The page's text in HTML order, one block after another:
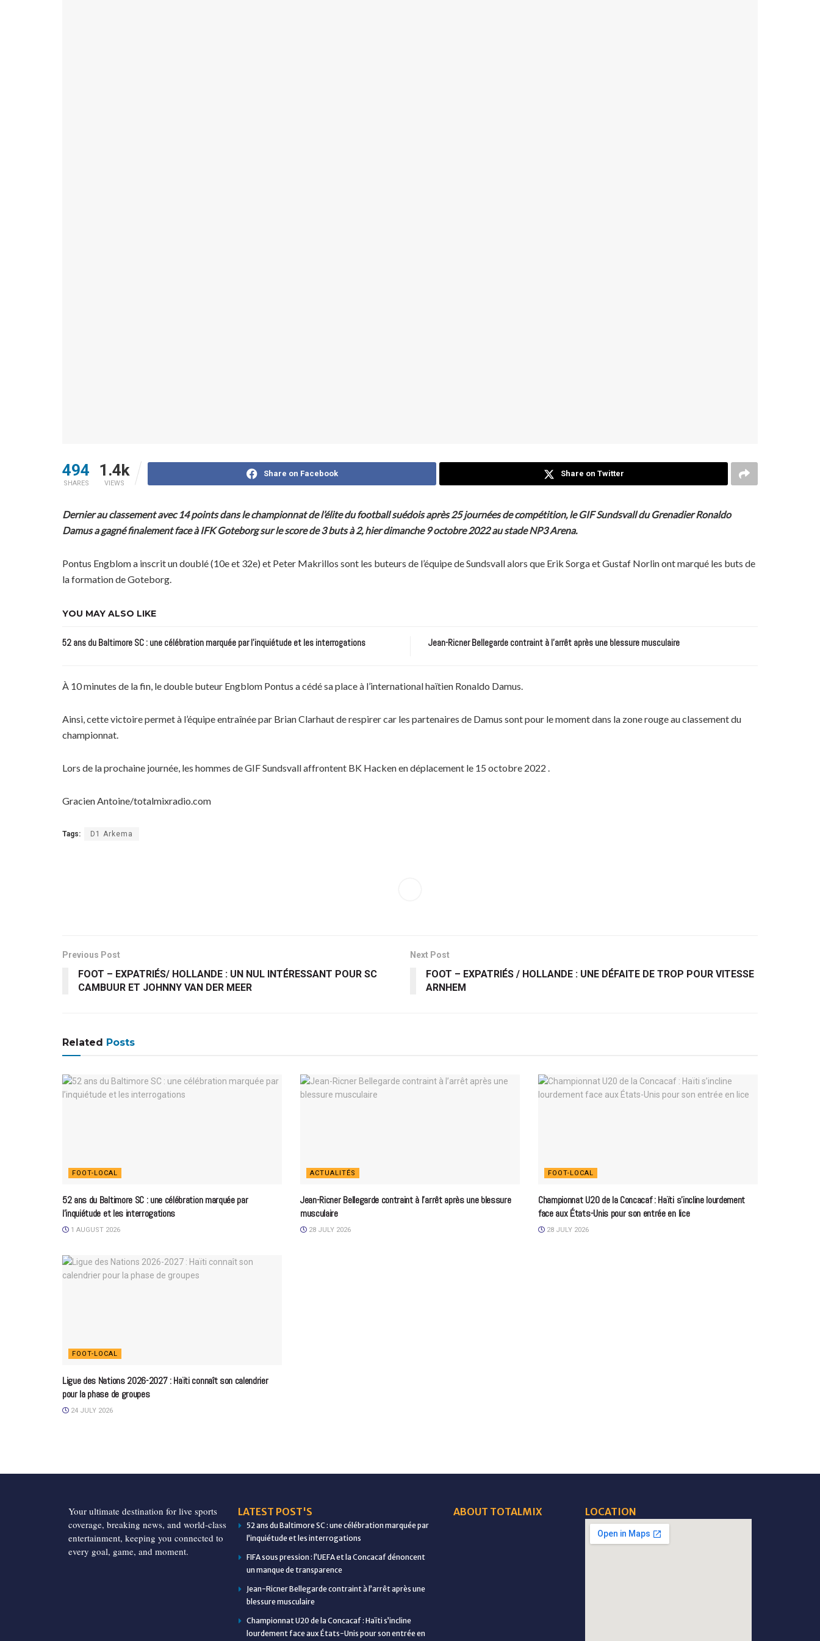
494
SHARES
1.4k
VIEWS
Share on Facebook Share on Twitter
Dernier au classement avec 14 points dans le championnat de l’élite du football suédois après 25 journées de compétition, le GIF Sundsvall du Grenadier Ronaldo
Damus a gagné finalement face à IFK Goteborg sur le score de 3 buts à 2, hier dimanche 9 octobre 2022 au stade NP3 Arena.
Pontus Engblom a inscrit un doublé (10e et 32e) et Peter Makrillos sont les buteurs de l’équipe de Sundsvall alors que Erik Sorga et Gustaf Norlin ont marqué les buts de
la formation de Goteborg.
YOU MAY ALSO LIKE
52 ans du Baltimore SC : une célébration marquée par l’inquiétude et les interrogations Jean-Ricner Bellegarde contraint à l’arrêt après une blessure musculaire
À 10 minutes de la fin, le double buteur Engblom Pontus a cédé sa place à l’international haïtien Ronaldo Damus.
Ainsi, cette victoire permet à l’équipe entraînée par Brian Clarhaut de respirer car les partenaires de Damus sont pour le moment dans la zone rouge au classement du
championnat.
Lors de la prochaine journée, les hommes de GIF Sundsvall affrontent BK Hacken en déplacement le 15 octobre 2022 .
Gracien Antoine/totalmixradio.com
Tags: D1 Arkema
Previous Post
FOOT – EXPATRIÉS/ HOLLANDE : UN NUL INTÉRESSANT POUR SC
CAMBUUR ET JOHNNY VAN DER MEER
Next Post
FOOT – EXPATRIÉS / HOLLANDE : UNE DÉFAITE DE TROP POUR VITESSE
ARNHEM
Related Posts
FOOT-LOCAL
52 ans du Baltimore SC : une célébration marquée par
l’inquiétude et les interrogations
1 AUGUST 2026
ACTUALITÉS
Jean-Ricner Bellegarde contraint à l’arrêt après une blessure
musculaire
28 JULY 2026
FOOT-LOCAL
Championnat U20 de la Concacaf : Haïti s’incline lourdement
face aux États-Unis pour son entrée en lice
28 JULY 2026
FOOT-LOCAL
Ligue des Nations 2026-2027 : Haïti connaît son calendrier
pour la phase de groupes
24 JULY 2026
Your ultimate destination for live sports
coverage, breaking news, and world-class
entertainment, keeping you connected to
every goal, game, and moment.
LATEST POST'S
52 ans du Baltimore SC : une célébration marquée par
l’inquiétude et les interrogations
FIFA sous pression : l’UEFA et la Concacaf dénoncent
un manque de transparence
Jean-Ricner Bellegarde contraint à l’arrêt après une
blessure musculaire
Championnat U20 de la Concacaf : Haïti s’incline
lourdement face aux États-Unis pour son entrée en
ABOUT TOTALMIX LOCATION